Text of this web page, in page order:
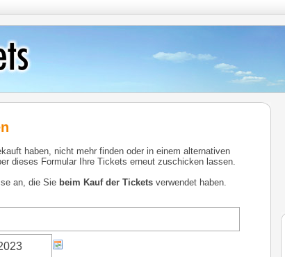
haben, nicht mehr finden oder in einem alternativen
dieses Formular Ihre Tickets erneut zuschicken lassen.
an, die Sie beim Kauf der Tickets verwendet haben.